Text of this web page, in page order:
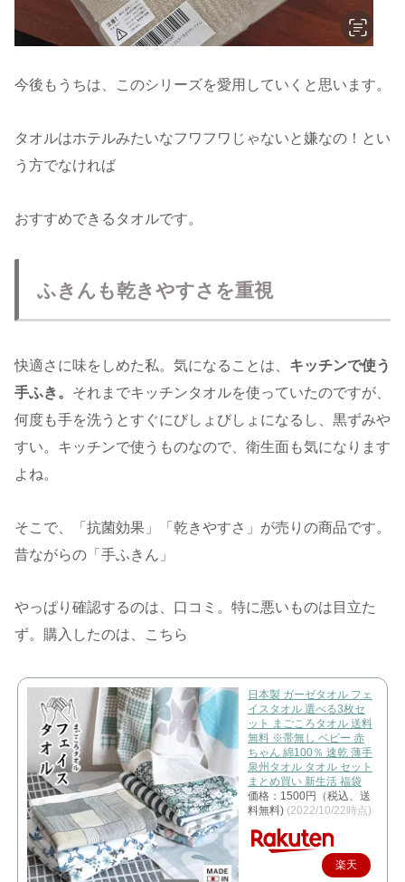
今後もうちは、このシリーズを愛用していくと思います。
タオルはホテルみたいなフワフワじゃないと嫌なの！とい
う方でなければ
おすすめできるタオルです。
ふきんも乾きやすさを重視
快適さに味をしめた私。気になることは、 キッチンで使う
手ふき。 それまでキッチンタオルを使っていたのですが、
何度も手を洗うとすぐにびしょびしょになるし、黒ずみや
すい。キッチンで使うものなので、衛生面も気になります
よね。
そこで、「抗菌効果」「乾きやすさ」が売りの商品です。
昔ながらの「手ふきん」
やっぱり確認するのは、口コミ。特に悪いものは目立た
ず。購入したのは、こちら
日本製 ガーゼタオル フェ
イスタオル 選べる3枚セ
ット まごころタオル 送料
無料 ※帯無し ベビー 赤
ちゃん 綿100％ 速乾 薄手
泉州タオル タオル セット
まとめ買い 新生活 福袋
価格：1500円（税込、送
料無料) (2022/10/22時点)
楽天